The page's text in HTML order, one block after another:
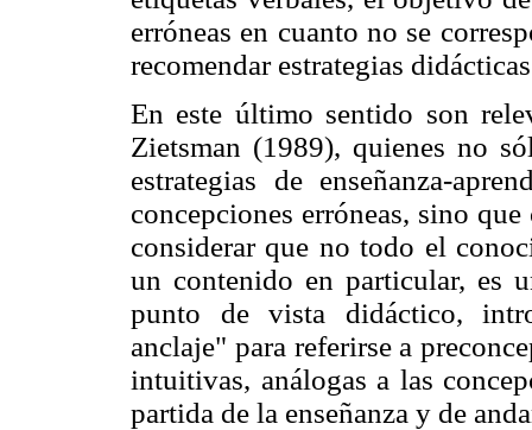
erróneas en cuanto no se
recomendar estrategias
En este último sentido son
Zietsman (1989), quienes no
estrategias de enseñanza-
concepciones erróneas, sino
considerar que no todo el
un contenido en particular, es
punto de vista didáctico,
anclaje" para referirse a
intuitivas, análogas a las
partida de la enseñanza y de